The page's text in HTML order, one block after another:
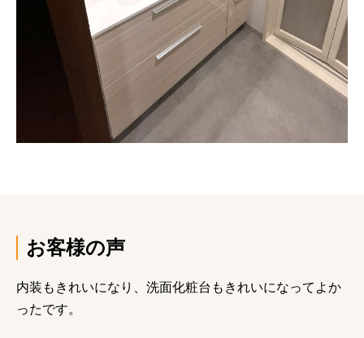
お客様の声
内装もきれいになり、洗面化粧台もきれいになってよか
ったです。